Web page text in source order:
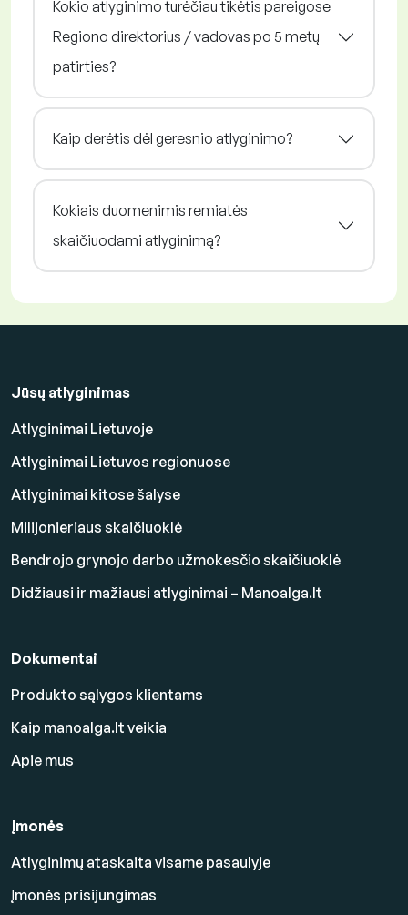
Kokio atlyginimo turėčiau tikėtis pareigose
Regiono direktorius / vadovas po 5 metų
patirties?
Kaip derėtis dėl geresnio atlyginimo?
Kokiais duomenimis remiatės
skaičiuodami atlyginimą?
Jūsų atlyginimas
Atlyginimai Lietuvoje
Atlyginimai Lietuvos regionuose
Atlyginimai kitose šalyse
Milijonieriaus skaičiuoklė
Bendrojo grynojo darbo užmokesčio skaičiuoklė
Didžiausi ir mažiausi atlyginimai – Manoalga.lt
Dokumentai
Produkto sąlygos klientams
Kaip manoalga.lt veikia
Apie mus
Įmonės
Atlyginimų ataskaita visame pasaulyje
Įmonės prisijungimas